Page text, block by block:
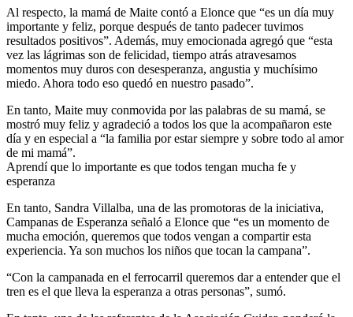
Al respecto, la mamá de Maite contó a Elonce que “es un día muy
importante y feliz, porque después de tanto padecer tuvimos
resultados positivos”. Además, muy emocionada agregó que “esta
vez las lágrimas son de felicidad, tiempo atrás atravesamos
momentos muy duros con desesperanza, angustia y muchísimo
miedo. Ahora todo eso quedó en nuestro pasado”.
En tanto, Maite muy conmovida por las palabras de su mamá, se
mostró muy feliz y agradeció a todos los que la acompañaron este
día y en especial a “la familia por estar siempre y sobre todo al amor
de mi mamá”.
Aprendí que lo importante es que todos tengan mucha fe y
esperanza
En tanto, Sandra Villalba, una de las promotoras de la iniciativa,
Campanas de Esperanza señaló a Elonce que “es un momento de
mucha emoción, queremos que todos vengan a compartir esta
experiencia. Ya son muchos los niños que tocan la campana”.
“Con la campanada en el ferrocarril queremos dar a entender que el
tren es el que lleva la esperanza a otras personas”, sumó.